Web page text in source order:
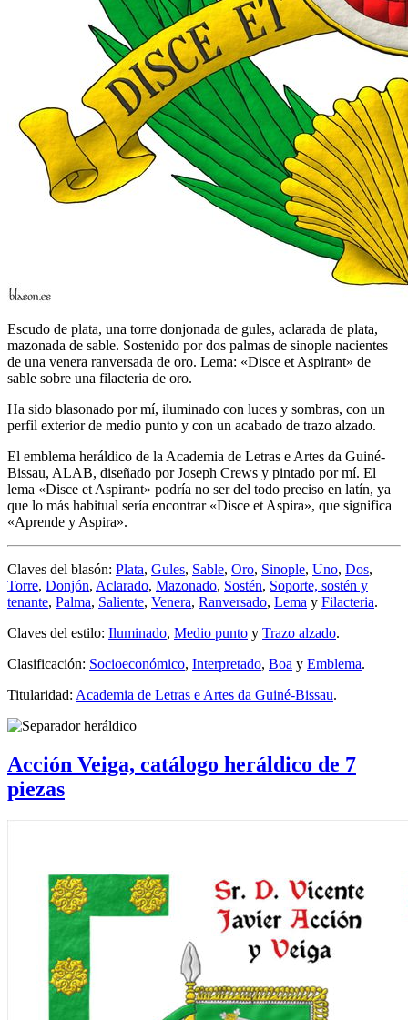
Escudo de plata, una torre donjonada de gules, aclarada de plata,
mazonada de sable. Sostenido por dos palmas de sinople nacientes
de una venera ranversada de oro. Lema: «Disce et Aspirant» de
sable sobre una filacteria de oro.
Ha sido blasonado por mí, iluminado con luces y sombras, con un
perfil exterior de medio punto y con un acabado de trazo alzado.
El emblema heráldico de la Academia de Letras e Artes da Guiné-
Bissau, ALAB, diseñado por Joseph Crews y pintado por mí. El
lema «Disce et Aspirant» podría no ser del todo preciso en latín, ya
que lo más habitual sería encontrar «Disce et Aspira», que significa
«Aprende y Aspira».
Claves del blasón: Plata, Gules, Sable, Oro, Sinople, Uno, Dos,
Torre, Donjón, Aclarado, Mazonado, Sostén, Soporte, sostén y
tenante, Palma, Saliente, Venera, Ranversado, Lema y Filacteria.
Claves del estilo: Iluminado, Medio punto y Trazo alzado.
Clasificación: Socioeconómico, Interpretado, Boa y Emblema.
Titularidad: Academia de Letras e Artes da Guiné-Bissau.
Acción Veiga, catálogo heráldico de 7
piezas